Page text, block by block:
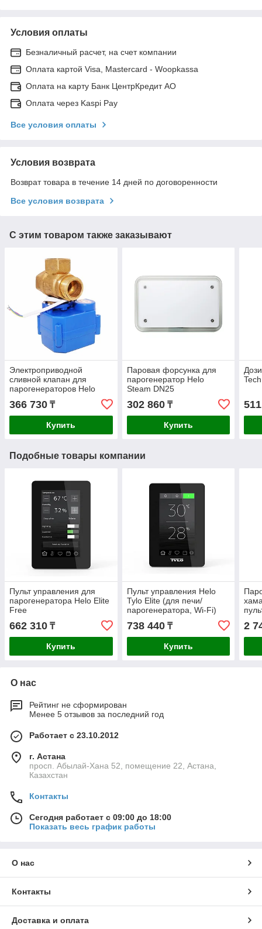
Условия оплаты
Безналичный расчет, на счет компании
Оплата картой Visa, Mastercard - Woopkassa
Оплата на карту Банк ЦентрКредит АО
Оплата через Kaspi Pay
Все условия оплаты
Условия возврата
Возврат товара в течение 14 дней по договоренности
Все условия возврата
С этим товаром также заказывают
Электроприводной
сливной клапан для
парогенераторов Helo
Steam 3/4"
366 730 ₸
Купить
Паровая форсунка для
парогенератор Helo
Steam DN25
302 860₸
Купить
Подобные товары компании
Пульт управления для
парогенератора Helo Elite
Free
662 310 ₸
Купить
Пульт управления Helo
Tylo Elite (для печи/
парогенератора, Wi-Fi)
738 440₸
Купить
2
О нас
Рейтинг не сформирован
Менее 5 отзывов за последний год
Работает с 23.10.2012
г. Астана
просп. Абылай-Хана 52, помещение 22, Астана,
Казахстан
Контакты
Сегодня работает с 09:00 до 18:00
Показать весь график работы
О нас
Контакты
Доставка и оплата